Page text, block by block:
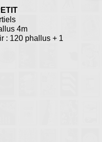
4m
: 120 phallus + 1